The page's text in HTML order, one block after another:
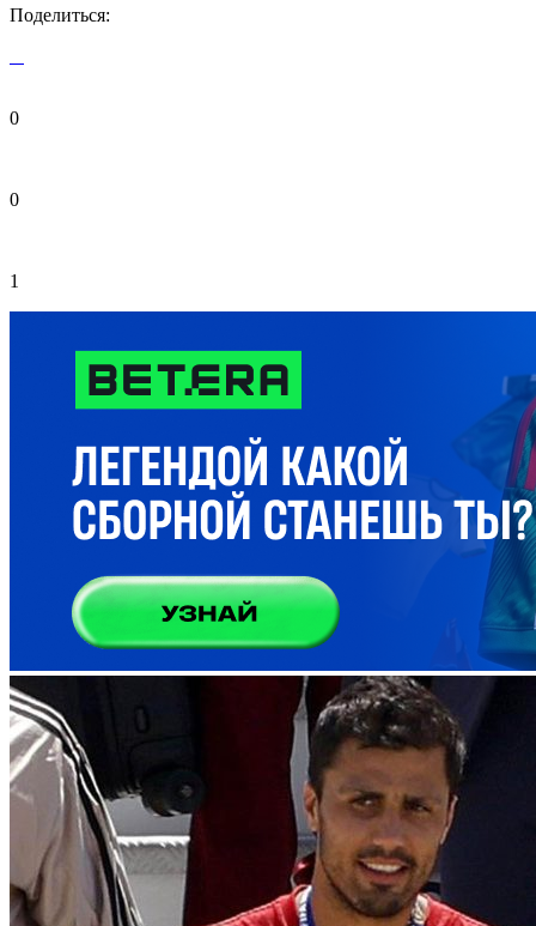
Поделиться:
0
0
1